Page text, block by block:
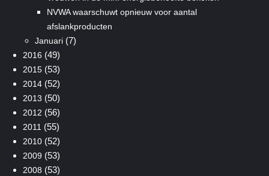
NVWA waarschuwt opnieuw voor aantal
afslankproducten
Januari(7)
2016 (49)
2015(53)
2014(52)
2013 (50)
2012 (56)
2011 (55)
2010(52)
2009 (53)
2008 (53)